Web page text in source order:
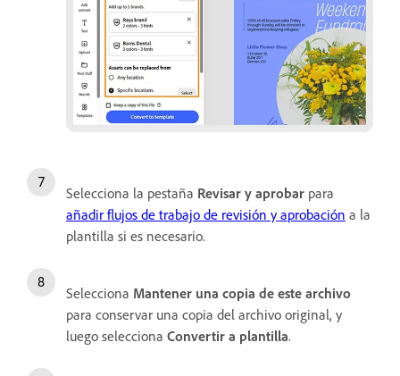
Selecciona la pestaña Revisar y aprobar para
añadir flujos de trabajo de revisión y aprobación a la
plantilla si es necesario.
Selecciona Mantener una copia de este archivo
para conservar una copia del archivo original, y
luego selecciona Convertir a plantilla.